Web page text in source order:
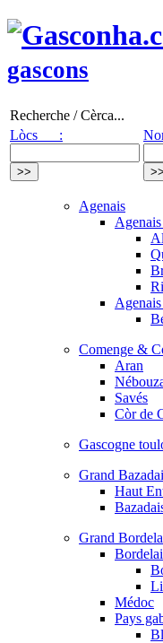
gascons
Recherche / Cèrca...
Lòcs :
Agenais
Comenge &
Aran
Savés
Còr de
Gascogne
Grand
Haut
Grand
Médoc
Pays